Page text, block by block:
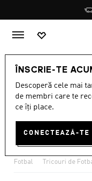
ÎNSCRIE-TE
Descoperă cele mai
de membri care te
ce îți place.
SPORTURI Fotbal
ARTICOLE
FOTBAL
Filtrează
Fotbal Tricouri de